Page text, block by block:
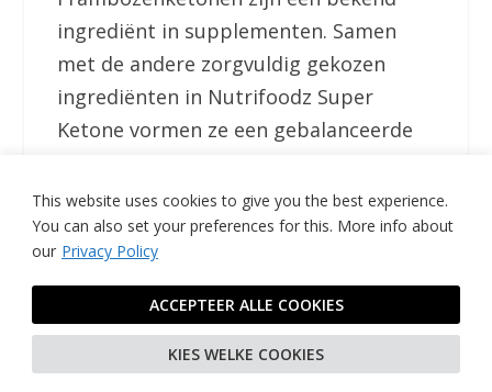
This website uses cookies to give you the best experience.
You can also set your preferences for this. More info about
our Privacy Policy
KIES WELKE COOKIES
ACCEPTEER ALLE COOKIES
ingrediënt in supplementen. Samen
met de andere zorgvuldig gekozen
ingrediënten in Nutrifoodz Super
Ketone vormen ze een gebalanceerde
aan je dagelijkse routine.
Hier vind je
Nutrifoodz Super Ketone en de
ingrediënten die we gebruiken. Ontdek
waarom we kiezen voor hoogwaardige